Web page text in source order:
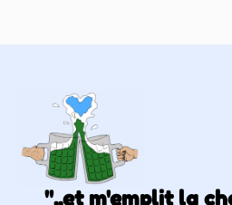
"..et m'emplit la